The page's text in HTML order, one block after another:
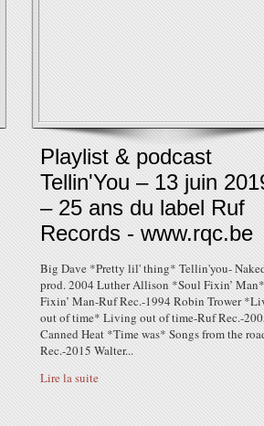
Playlist & podcast
Tellin'You – 13 juin
– 25 ans du label Ruf
Records - www.rqc.be
Big Dave *Pretty lil' thing* Tellin'you-
prod. 2004 Luther Allison *Soul Fixin’
Fixin’ Man-Ruf Rec.-1994 Robin Trower
out of time* Living out of time-Ruf Rec.-
Canned Heat *Time was* Songs from the
Rec.-2015 Walter...
Lire la suite